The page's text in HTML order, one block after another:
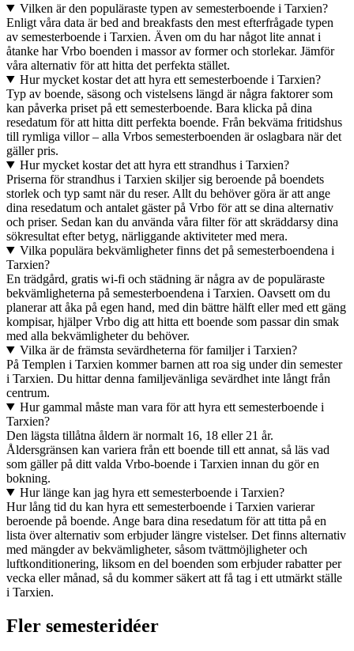
Vilken är den populäraste typen av semesterboende i Tarxien?
Enligt våra data är bed and breakfasts den mest efterfrågade typen
av semesterboende i Tarxien. Även om du har något lite annat i
åtanke har Vrbo boenden i massor av former och storlekar. Jämför
våra alternativ för att hitta det perfekta stället.
Hur mycket kostar det att hyra ett semesterboende i Tarxien?
Typ av boende, säsong och vistelsens längd är några faktorer som
kan påverka priset på ett semesterboende. Bara klicka på dina
resedatum för att hitta ditt perfekta boende. Från bekväma fritidshus
till rymliga villor – alla Vrbos semesterboenden är oslagbara när det
gäller pris.
Hur mycket kostar det att hyra ett strandhus i Tarxien?
Priserna för strandhus i Tarxien skiljer sig beroende på boendets
storlek och typ samt när du reser. Allt du behöver göra är att ange
dina resedatum och antalet gäster på Vrbo för att se dina alternativ
och priser. Sedan kan du använda våra filter för att skräddarsy dina
sökresultat efter betyg, närliggande aktiviteter med mera.
Vilka populära bekvämligheter finns det på semesterboendena i
Tarxien?
En trädgård, gratis wi-fi och städning är några av de populäraste
bekvämligheterna på semesterboendena i Tarxien. Oavsett om du
planerar att åka på egen hand, med din bättre hälft eller med ett gäng
kompisar, hjälper Vrbo dig att hitta ett boende som passar din smak
med alla bekvämligheter du behöver.
Vilka är de främsta sevärdheterna för familjer i Tarxien?
På Templen i Tarxien kommer barnen att roa sig under din semester
i Tarxien. Du hittar denna familjevänliga sevärdhet inte långt från
centrum.
Hur gammal måste man vara för att hyra ett semesterboende i
Tarxien?
Den lägsta tillåtna åldern är normalt 16, 18 eller 21 år.
Åldersgränsen kan variera från ett boende till ett annat, så läs vad
som gäller på ditt valda Vrbo-boende i Tarxien innan du gör en
bokning.
Hur länge kan jag hyra ett semesterboende i Tarxien?
Hur lång tid du kan hyra ett semesterboende i Tarxien varierar
beroende på boende. Ange bara dina resedatum för att titta på en
lista över alternativ som erbjuder längre vistelser. Det finns alternativ
med mängder av bekvämligheter, såsom tvättmöjligheter och
luftkonditionering, liksom en del boenden som erbjuder rabatter per
vecka eller månad, så du kommer säkert att få tag i ett utmärkt ställe
i Tarxien.
Fler semesteridéer